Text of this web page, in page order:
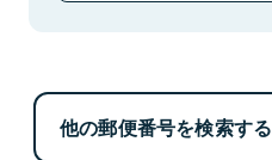
他の郵便番号を検索する